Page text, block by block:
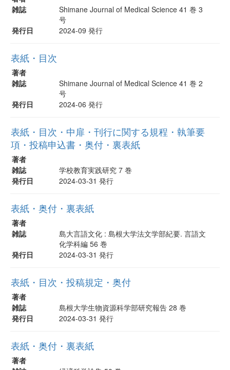
雑誌
Shimane Journal of Medical Science 41 巻 3
号
発行日
2024-09 発行
表紙・目次
著者
雑誌
Shimane Journal of Medical Science 41 巻 2
号
発行日
2024-06 発行
表紙・目次・中扉・刊行に関する規程・執筆要
項・投稿申込書・奥付・裏表紙
著者
雑誌
学校教育実践研究 7 巻
発行日
2024-03-31 発行
表紙・奥付・裏表紙
著者
雑誌
島大言語文化 : 島根大学法文学部紀要. 言語文
化学科編 56 巻
発行日
2024-03-31 発行
表紙・目次・投稿規定・奥付
著者
雑誌
島根大学生物資源科学部研究報告 28 巻
発行日
2024-03-31 発行
表紙・奥付・裏表紙
著者